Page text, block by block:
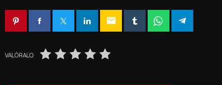
email
VALÓRALO